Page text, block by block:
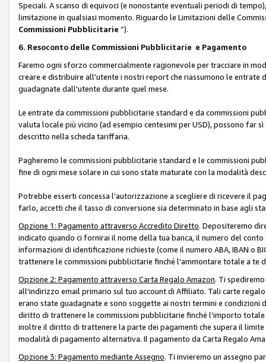
Speciali. A scanso di equivoci (e nonostante eventuali periodi di
limitazione in qualsiasi momento. Riguardo le Limitazioni delle
Commissioni Pubblicitarie ”).
6. Resoconto delle Commissioni Pubblicitarie e Pagamento
Faremo ogni sforzo commercialmente ragionevole per tracciare in
creare e distribuire all'utente i nostri report che riassumono le
guadagnate dall'utente durante quel mese.
Le entrate da commissioni pubblicitarie standard e da commissioni
valuta locale più vicino (ad esempio centesimi per USD), possono far
descritto nella scheda tariffaria.
Pagheremo le commissioni pubblicitarie standard e le commissioni
fine di ogni mese solare in cui sono state maturate con la modalità
Potrebbe esserti concessa l’autorizzazione a scegliere di ricevere il
farlo, accetti che il tasso di conversione sia determinato in base agli
Opzione 1: Pagamento attraverso Accredito Diretto. Depositeremo
indicato quando ci fornirai il nome della tua banca, il numero del
informazioni di identificazione richieste (come il numero ABA, IBAN o
trattenere le commissioni pubblicitarie finché l'ammontare totale a
Opzione 2: Pagamento attraverso Carta Regalo Amazon. Ti
all'indirizzo email primario sul tuo account di Affiliato. Tali carte
erano state guadagnate e sono soggette ai nostri termini e
diritto di trattenere le commissioni pubblicitarie finché l'importo
inoltre il diritto di trattenere la parte dei pagamenti che supera il
modalità di pagamento alternativa. Il pagamento da Carta Regalo
Opzione 3: Pagamento mediante Assegno. Ti invieremo un assegno